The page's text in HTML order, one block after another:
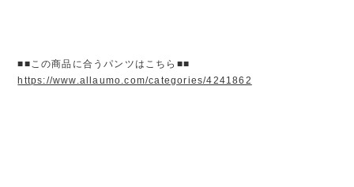
■■この商品に合うパンツはこちら■■
https://www.allaumo.com/categories/4241862